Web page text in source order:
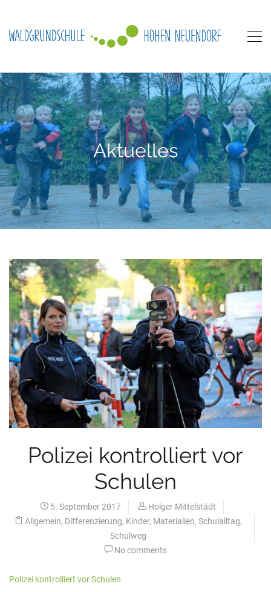
Aktuelles
Polizei kontrolliert vor
Schulen
5. September 2017
Holger Mittelstädt
Allgemein, Differenzierung, Kinder, Materialien, Schulalltag,
Schulweg
No comments
Polizei kontrolliert vor Schulen